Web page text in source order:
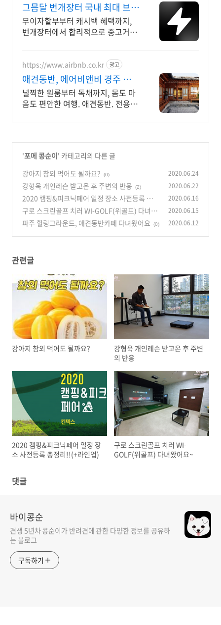
그믐달 번개장터 국내 최대 브랜
드 중고거래
무이자할부부터 캐시백 혜택까지,
번개장터에서 합리적으로 중고거래
신규 상품 업로드
https://www.airbnb.co.kr 광고
애견동반, 에어비앤비 경주 한옥
감성 스테이
널찍한 원룸부터 독채까지, 몸도 마
음도 편안한 여행. 애견동반. 전용 테
'포메 콩순이' 카테고리의 다른 글
강아지 참외 먹어도 될까요?
(0) 2020.06.24
강형욱 개인레슨 받고온 후 주변의 반응 (2) 2020.06.22
2020 캠핑&피크닉페어 일정 장소 사전등록 총정
리!!(+라인업) (0)
2020.06.16
구로 스크린골프 치러 WI-GOLF(위골프) 다녀왔
어요~
(0)
2020.06.15
파주 힐링그라운드, 애견동반카페 다녀왔어요 (0) 2020.06.12
관련글
강아지 참외 먹어도 될까요?
강형욱 개인레슨 받고온 후 주변
의 반응
2020 캠핑&피크닉페어 일정 장
소 사전등록 총정리!!(+라인업)
구로 스크린골프 치러 WI-
GOLF(위골프) 다녀왔어요~
댓글
바이콩순
견생 5년차 콩순이가 반려견에 관한 다양한 정보를 공유하
는 블로그
구독하기